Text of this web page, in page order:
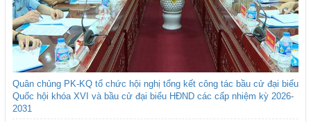
Quân chủng PK-KQ tổ chức hội nghị tổng kết công tác bầu cử đại biểu
Quốc hội khóa XVI và bầu cử đại biểu HĐND các cấp nhiệm kỳ 2026-
2031